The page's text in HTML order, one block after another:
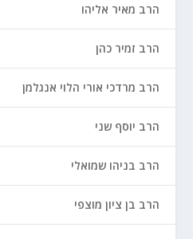
הרב מאיר אליהו
הרב זמיר כהן
הרב מרדכי אורי הלוי אנגלמן
הרב יוסף שני
הרב בניהו שמואלי
הרב בן ציון מוצפי